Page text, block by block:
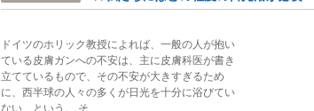
ドイツのホリック教授によれば、一般の人が抱い
ている皮膚ガンへの不安は、主に皮膚科医が書き
立てているもので、その不安が大きすぎるため
に、西半球の人々の多くが日光を十分に浴びてい
ない、という。 そ...